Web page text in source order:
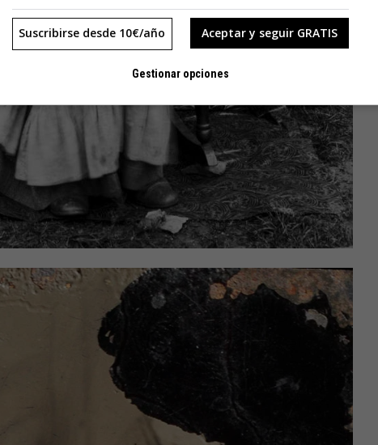
Aceptar y seguir GRATIS
Suscribirse desde 10€/año
Gestionar opciones